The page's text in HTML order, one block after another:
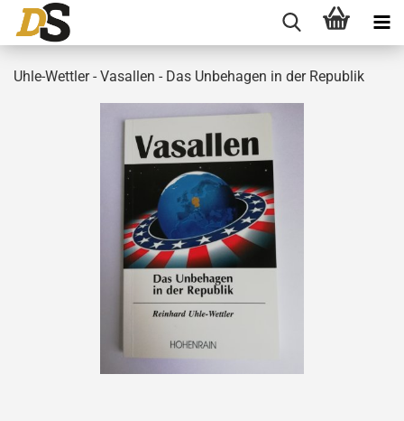
Uhle-Wettler - Vasallen - Das Unbehagen in der Republik